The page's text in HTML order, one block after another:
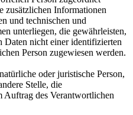
zusätzlichen Informationen
und technischen und
unterliegen, die gewährleisten,
Daten nicht einer identifizierten
Person zugewiesen werden.
oder juristische Person,
Stelle, die
Auftrag des Verantwortlichen